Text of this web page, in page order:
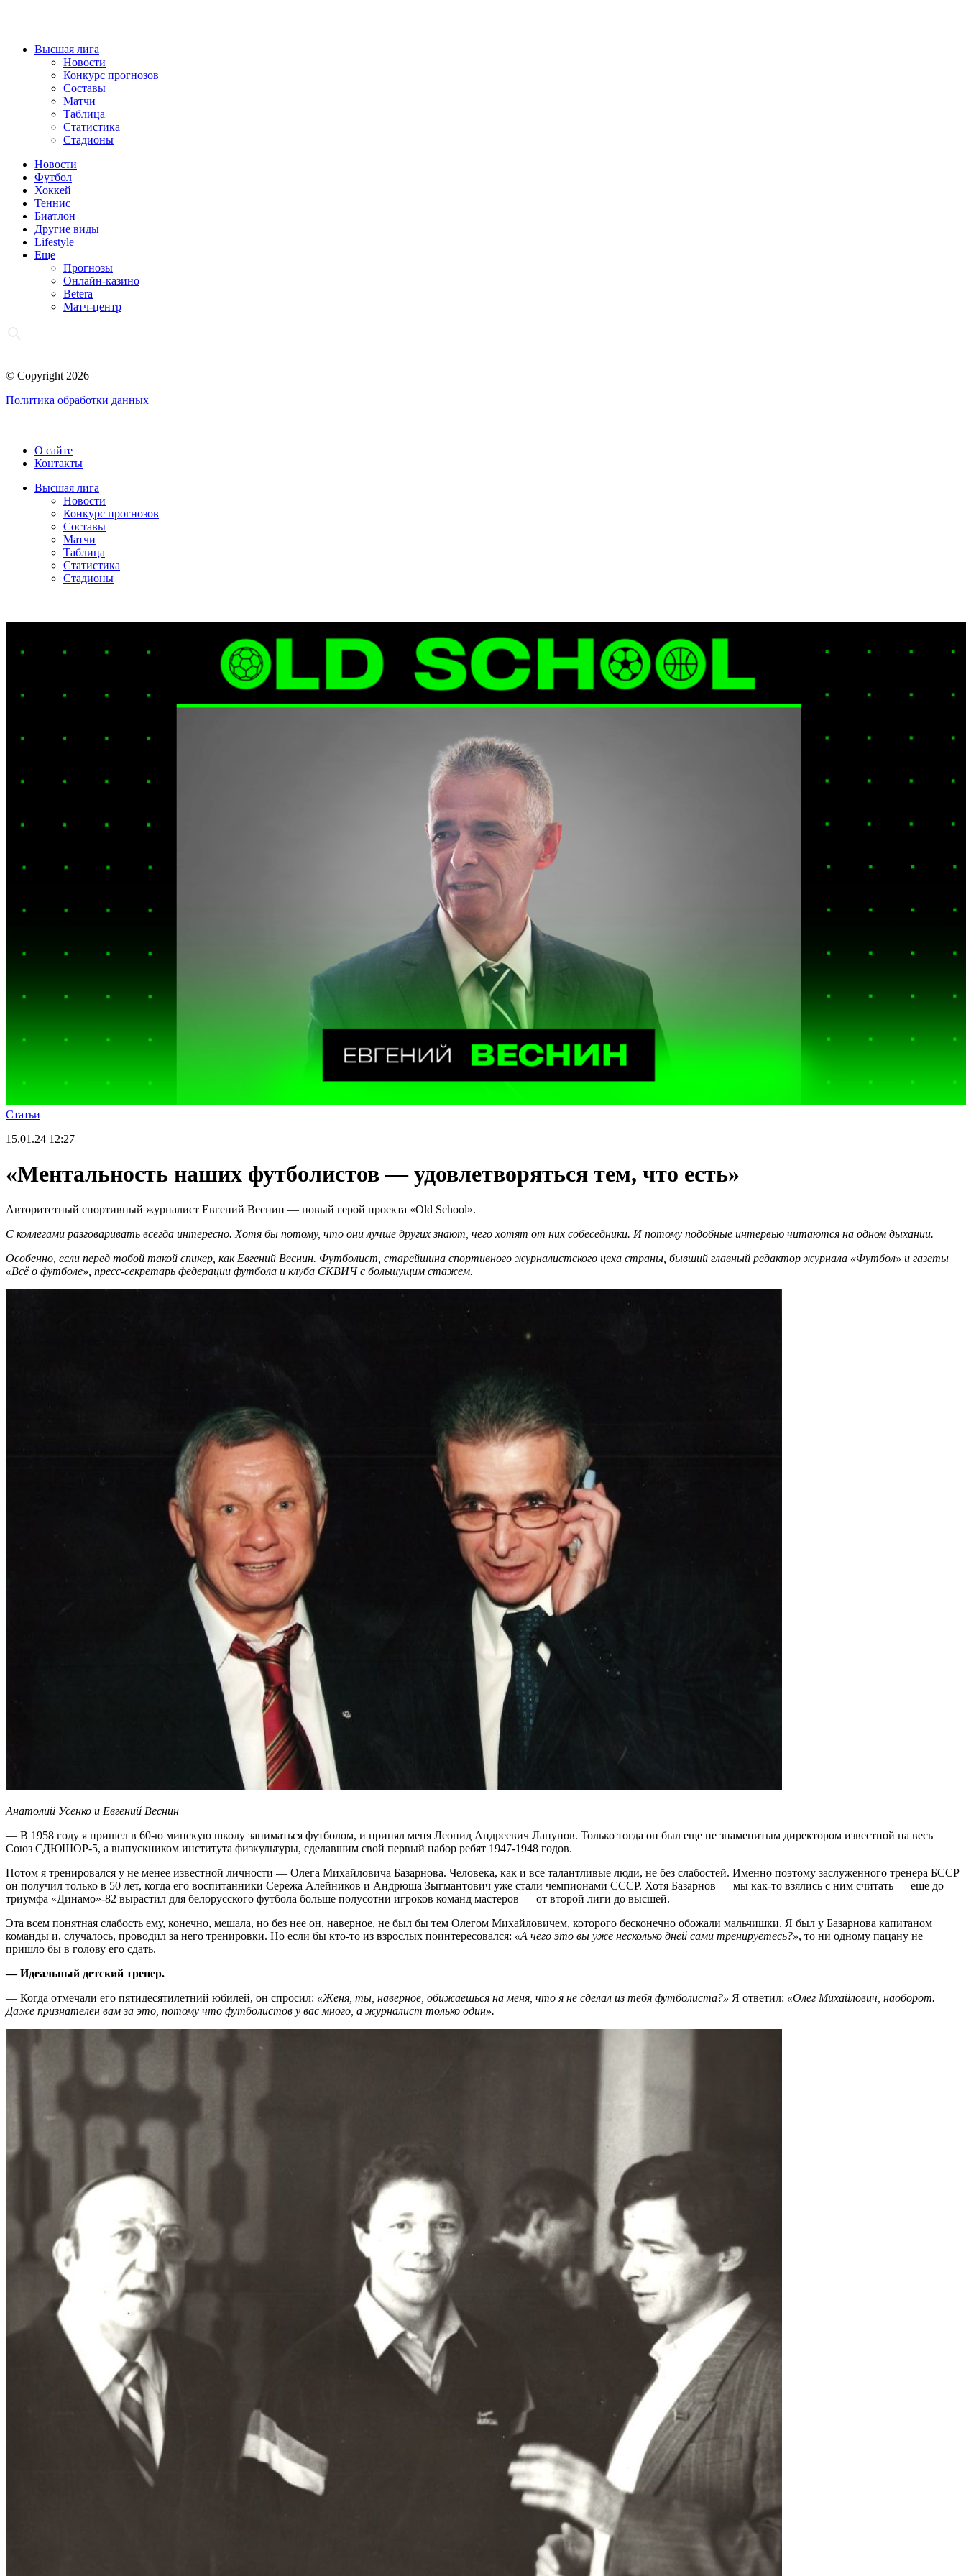
Высшая лига
Новости
Конкурс прогнозов
Составы
Матчи
Таблица
Статистика
Стадионы
Новости
Футбол
Хоккей
Теннис
Биатлон
Другие виды
Lifestyle
Еще
Прогнозы
Онлайн-казино
Betera
Матч-центр
© Copyright 2026
Политика обработки данных
О сайте
Контакты
Высшая лига
Новости
Конкурс прогнозов
Составы
Матчи
Таблица
Статистика
Стадионы
Статьи
15.01.24 12:27
«Ментальность наших футболистов — удовлетворяться тем, что есть»
Авторитетный спортивный журналист Евгений Веснин — новый герой проекта «Old School».
С коллегами разговаривать всегда интересно. Хотя бы потому, что они лучше других знают, чего хотят от них собеседники. И потому подобные интервью читаются на одном дыхании.
Особенно, если перед тобой такой спикер, как Евгений Веснин. Футболист, старейшина спортивного журналистского цеха страны, бывший главный редактор журнала «Футбол» и газеты
«Всё о футболе», пресс-секретарь федерации футбола и клуба СКВИЧ с большущим стажем.
Анатолий Усенко и Евгений Веснин
— В 1958 году я пришел в 60-ю минскую школу заниматься футболом, и принял меня Леонид Андреевич Лапунов. Только тогда он был еще не знаменитым директором известной на весь
Союз СДЮШОР-5, а выпускником института физкультуры, сделавшим свой первый набор ребят 1947-1948 годов.
Потом я тренировался у не менее известной личности — Олега Михайловича Базарнова. Человека, как и все талантливые люди, не без слабостей. Именно поэтому заслуженного тренера БССР
он получил только в 50 лет, когда его воспитанники Сережа Алейников и Андрюша Зыгмантович уже стали чемпионами СССР. Хотя Базарнов — мы как-то взялись с ним считать — еще до
триумфа «Динамо»-82 вырастил для белорусского футбола больше полусотни игроков команд мастеров — от второй лиги до высшей.
Эта всем понятная слабость ему, конечно, мешала, но без нее он, наверное, не был бы тем Олегом Михайловичем, которого бесконечно обожали мальчишки. Я был у Базарнова капитаном
команды и, случалось, проводил за него тренировки. Но если бы кто-то из взрослых поинтересовался: «А чего это вы уже несколько дней сами тренируетесь?», то ни одному пацану не
пришло бы в голову его сдать.
— Идеальный детский тренер.
— Когда отмечали его пятидесятилетний юбилей, он спросил: «Женя, ты, наверное, обижаешься на меня, что я не сделал из тебя футболиста?» Я ответил: «Олег Михайлович, наоборот.
Даже признателен вам за это, потому что футболистов у вас много, а журналист только один».